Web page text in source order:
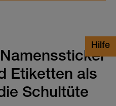
Etiketten als
Schultüte